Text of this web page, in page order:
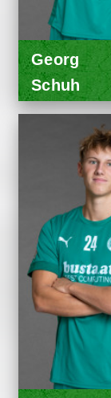
Georg
Schuh